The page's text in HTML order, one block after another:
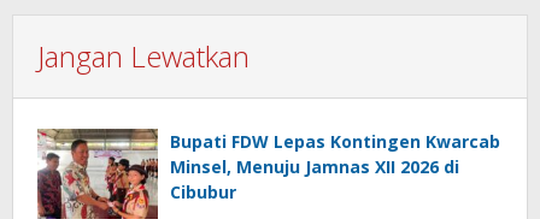
Jangan Lewatkan
Bupati FDW Lepas Kontingen Kwarcab
Minsel, Menuju Jamnas XII 2026 di
Cibubur